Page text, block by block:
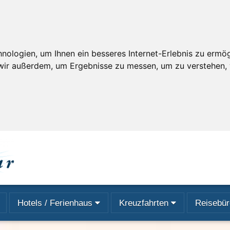
um Ihnen ein besseres Internet-Erlebnis zu
außerdem, um Ergebnisse zu messen, um zu
Hotels / Ferienhaus Kreuzfahrten